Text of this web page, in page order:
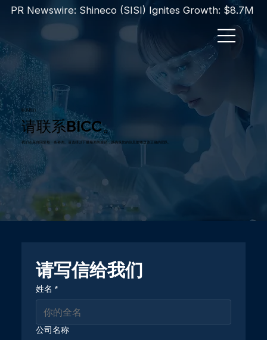
PR Newswire: Shineco (SISI) Ignites Growth: $8.7M
联系我们
请联系BICC。
我们会亲自回复每一条咨询。请选择以下最相关的途径，以确保您的信息能够送达正确的团队。
请写信给我们
姓名 *
公司名称